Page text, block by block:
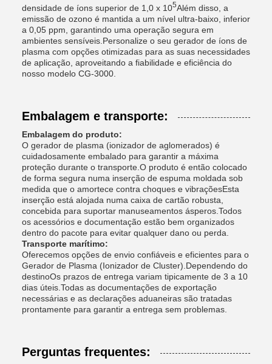
densidade de íons superior de 1,0 x 105Além disso, a
emissão de ozono é mantida a um nível ultra-baixo, inferior
a 0,05 ppm, garantindo uma operação segura em
ambientes sensíveis.Personalize o seu gerador de íons de
plasma com opções otimizadas para as suas necessidades
de aplicação, aproveitando a fiabilidade e eficiência do
nosso modelo CG-3000.
Embalagem e transporte:
Embalagem do produto:
O gerador de plasma (ionizador de aglomerados) é
cuidadosamente embalado para garantir a máxima
proteção durante o transporte.O produto é então colocado
de forma segura numa inserção de espuma moldada sob
medida que o amortece contra choques e vibraçõesEsta
inserção está alojada numa caixa de cartão robusta,
concebida para suportar manuseamentos ásperos.Todos
os acessórios e documentação estão bem organizados
dentro do pacote para evitar qualquer dano ou perda.
Transporte marítimo:
Oferecemos opções de envio confiáveis e eficientes para o
Gerador de Plasma (Ionizador de Cluster).Dependendo do
destinoOs prazos de entrega variam tipicamente de 3 a 10
dias úteis.Todas as documentações de exportação
necessárias e as declarações aduaneiras são tratadas
prontamente para garantir a entrega sem problemas.
Perguntas frequentes: